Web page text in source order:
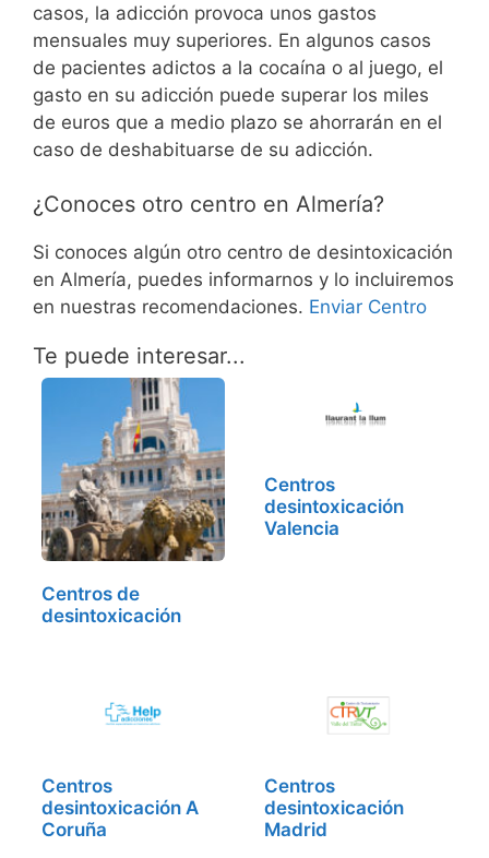
casos, la adicción provoca unos gastos
mensuales muy superiores. En algunos casos
de pacientes adictos a la cocaína o al juego, el
gasto en su adicción puede superar los miles
de euros que a medio plazo se ahorrarán en el
caso de deshabituarse de su adicción.
¿Conoces otro centro en Almería?
Si conoces algún otro centro de desintoxicación
en Almería, puedes informarnos y lo incluiremos
en nuestras recomendaciones. Enviar Centro
Te puede interesar...
Centros de
desintoxicación
Centros
desintoxicación
Valencia
Centros
desintoxicación A
Coruña
Centros
desintoxicación
Madrid